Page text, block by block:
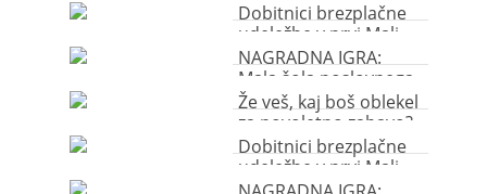
Dobitnici brezplačne
udeležbe v prvi Mali
šoli poslovnega
oblačenja
NAGRADNA IGRA:
Mala šola poslovnega
oblačenja
Že veš, kaj boš oblekel
za novoletno zabavo?
Dobitnici brezplačne
udeležbe v prvi Mali
šoli poslovnega